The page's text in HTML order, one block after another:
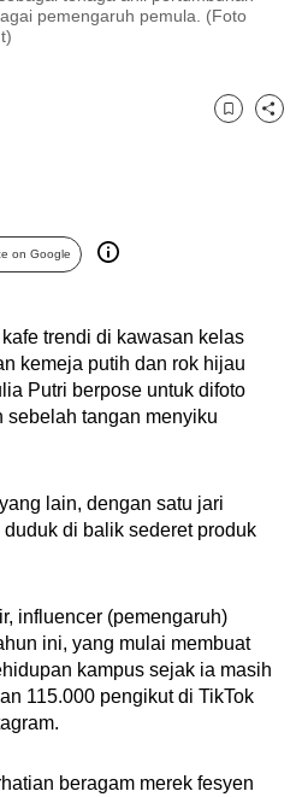
pemengaruh pemula. (Foto
Bookmark
Share
on Google
trendi di kawasan kelas
kemeja putih dan rok hijau
Putri berpose untuk difoto
sebelah tangan menyiku
lain, dengan satu jari
di balik sederet produk
influencer (pemengaruh)
ini, yang mulai membuat
kampus sejak ia masih
115.000 pengikut di TikTok
beragam merek fesyen